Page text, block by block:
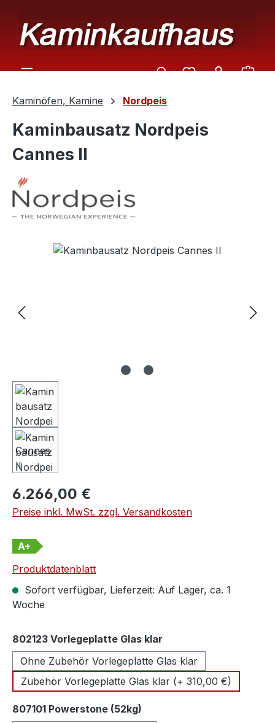
Kaminöfen, Kamine Nordpeis
Kaminbausatz Nordpeis
Cannes II
Bildergalerie überspringen
Regulärer Preis:
6.266,00 €
Preise inkl. MwSt. zzgl. Versandkosten
A+
Produktdatenblatt
Sofort verfügbar, Lieferzeit: Auf Lager, ca. 1
Woche
802123 Vorlegeplatte Glas klar
Ohne Zubehör Vorlegeplatte Glas klar
Zubehör Vorlegeplatte Glas klar (+ 310,00 €)
807101 Powerstone (52kg)